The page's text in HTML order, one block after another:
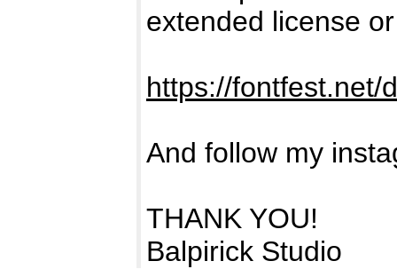
extended license
https://fontfest.net/
And follow my
THANK YOU!
Balpirick Studio